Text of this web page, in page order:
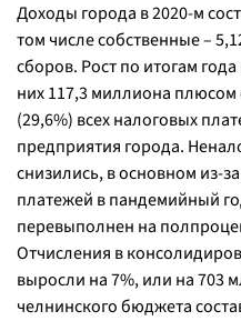
Доходы города в 2020-м
том числе собственные –
сборов. Рост по итогам
них 117,3 миллиона плюсом
(29,6%) всех налоговых
предприятия города.
снизились, в основном из-
платежей в пандемийный
перевыполнен на
Отчисления в
выросли на 7%, или на 703
челнинского бюджета